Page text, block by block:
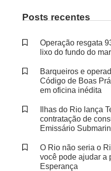
Posts recentes
Operação resgata
lixo do fundo do
Barqueiros e
Código de Boas
em oficina inédita
Ilhas do Rio lança
contratação de
Emissário
O Rio não seria o
você pode ajudar a
Esperança